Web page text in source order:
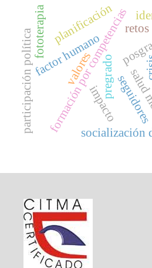
formación por competencias
pregrado
factor humano
participación política socialización
impacto
valores
planificación
fototerapia